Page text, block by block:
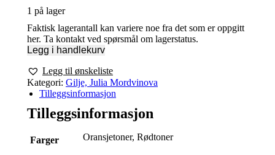
1 på lager
Faktisk lagerantall kan variere noe fra det som er oppgitt
her. Ta kontakt ved spørsmål om lagerstatus.
Legg i handlekurv
Legg til ønskeliste
Kategori: Gilje, Julia Mordvinova
Tilleggsinformasjon
Tilleggsinformasjon
Farger Oransjetoner, Rødtoner